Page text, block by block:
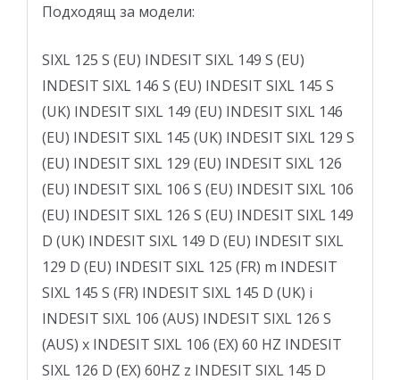
Подходящ за модели:
SIXL 125 S (EU) INDESIT SIXL 149 S (EU)
INDESIT SIXL 146 S (EU) INDESIT SIXL 145 S
(UK) INDESIT SIXL 149 (EU) INDESIT SIXL 146
(EU) INDESIT SIXL 145 (UK) INDESIT SIXL 129 S
(EU) INDESIT SIXL 129 (EU) INDESIT SIXL 126
(EU) INDESIT SIXL 106 S (EU) INDESIT SIXL 106
(EU) INDESIT SIXL 126 S (EU) INDESIT SIXL 149
D (UK) INDESIT SIXL 149 D (EU) INDESIT SIXL
129 D (EU) INDESIT SIXL 125 (FR) m INDESIT
SIXL 145 S (FR) INDESIT SIXL 145 D (UK) i
INDESIT SIXL 106 (AUS) INDESIT SIXL 126 S
(AUS) x INDESIT SIXL 106 (EX) 60 HZ INDESIT
SIXL 126 D (EX) 60HZ z INDESIT SIXL 145 D